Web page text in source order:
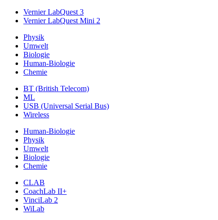
Vernier LabQuest 3
Vernier LabQuest Mini 2
Physik
Umwelt
Biologie
Human-Biologie
Chemie
BT (British Telecom)
ML
USB (Universal Serial Bus)
Wireless
Human-Biologie
Physik
Umwelt
Biologie
Chemie
CLAB
CoachLab II+
VinciLab 2
WiLab